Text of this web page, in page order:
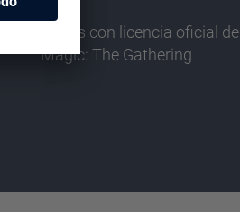
Ilustraciones con licencia oficial de
Magic: The Gathering